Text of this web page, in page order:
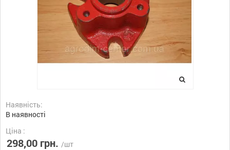
Наявність:
В наявності
Ціна :
298,00 грн. /шт